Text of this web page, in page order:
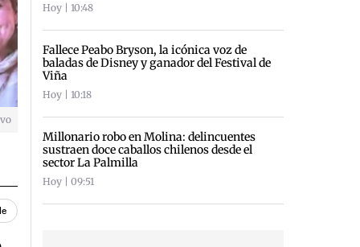
Hoy | 10:48
Fallece Peabo Bryson, la icónica voz de
baladas de Disney y ganador del Festival de
Viña
Hoy | 10:18
Millonario robo en Molina: delincuentes
sustraen doce caballos chilenos desde el
sector La Palmilla
Hoy | 09:51